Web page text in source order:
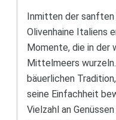
Inmitten der
Olivenhaine Italiens
Momente, die in der
Mittelmeers
bäuerlichen
seine Einfachheit
Vielzahl an